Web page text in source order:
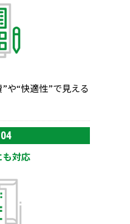
や“快適性”で見える
04
も対応